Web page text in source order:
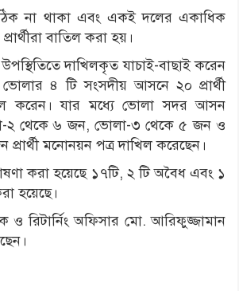
না থাকা এবং একই দলের একাধিক
বাতিল করা হয়।
দাখিলকৃত যাচাই-বাছাই করেন
ভোলার ৪ টি সংসদীয় আসনে ২০ প্রার্থী
করেন। যার মধ্যে ভোলা সদর আসন
২ থেকে ৬ জন, ভোলা-৩ থেকে ৫ জন ও
মনোনয়ন পত্র দাখিল করেছেন।
করা হয়েছে ১৭টি, ২ টি অবৈধ এবং ১
হয়েছে।
ও রিটার্নিং অফিসার মো. আরিফুজ্জামান